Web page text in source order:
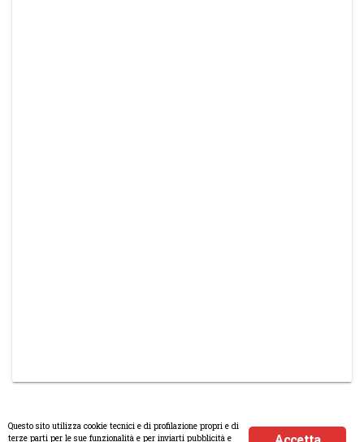
Questo sito utilizza cookie tecnici e di profilazione propri e di
terze parti per le sue funzionalità e per inviarti pubblicità e